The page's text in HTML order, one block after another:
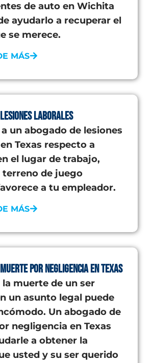
de auto en Wichita
ayudarlo a recuperar el
se merece.
MÁS
Laborales
un abogado de lesiones
Texas respecto a
el lugar de trabajo,
terreno de juego
a tu empleador.
MÁS
por Negligencia en Texas
muerte de un ser
un asunto legal puede
Un abogado de
negligencia en Texas
a obtener la
usted y su ser querido